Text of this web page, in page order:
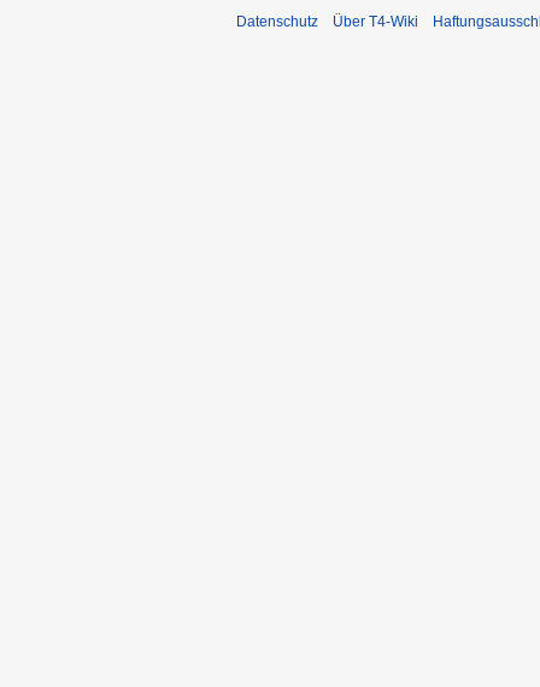
Datenschutz Über T4-Wiki